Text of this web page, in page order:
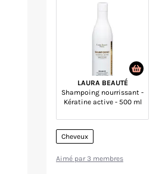
LAURA BEAUTÉ
Shampoing nourrissant -
Kératine active - 500 ml
Cheveux
Aimé par 3 membres